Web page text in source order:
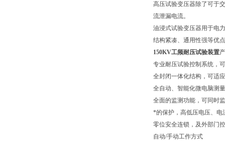
高压试验变压器除了可于
流泄漏电流。
油浸式试验变压器用于电
结构紧凑、通用性强等优
150KV工频耐压试验装置
专业耐压试验控制系统，
全封闭一体化结构，可适
全自动、智能化微电脑测
全面的监测功能，可同时
*的保护，高低压电压、电
零位安全连锁，及外部门
自动/手动工作方式